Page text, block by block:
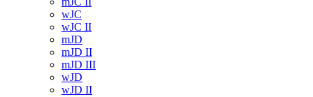
wJC
wJC II
mJD
mJD II
mJD III
wJD
wJD II